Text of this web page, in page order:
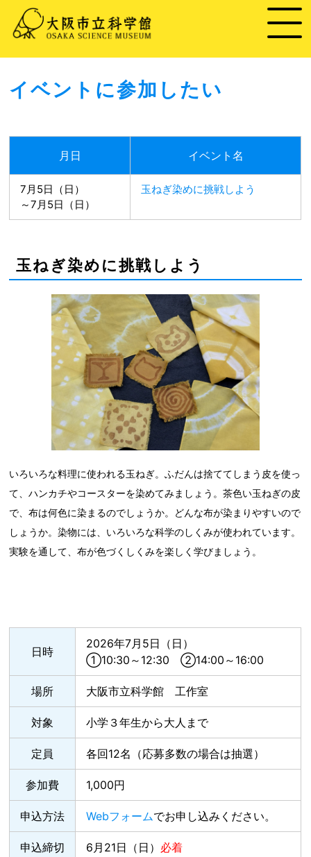
イベントに参加したい
月日 イベント名
7月5日（日）
～7月5日（日）
玉ねぎ染めに挑戦しよう
玉ねぎ染めに挑戦しよう
いろいろな料理に使われる玉ねぎ。ふだんは捨ててしまう皮を使っ
て、ハンカチやコースターを染めてみましょう。茶色い玉ねぎの皮
で、布は何色に染まるのでしょうか。どんな布が染まりやすいので
しょうか。染物には、いろいろな科学のしくみが使われています。
実験を通して、布が色づくしくみを楽しく学びましょう。
日時
2026年7月5日（日）
①10:30～12:30 ②14:00～16:00
場所 大阪市立科学館 工作室
対象 小学３年生から大人まで
定員 各回12名（応募多数の場合は抽選）
参加費 1,000円
申込方法 Webフォームでお申し込みください。
申込締切 6月21日（日） 必着